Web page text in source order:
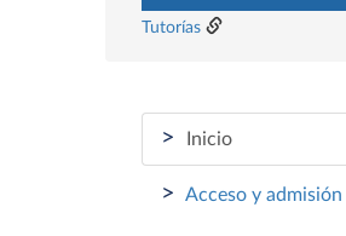
Tutorías
> Inicio
> Acceso y admisión